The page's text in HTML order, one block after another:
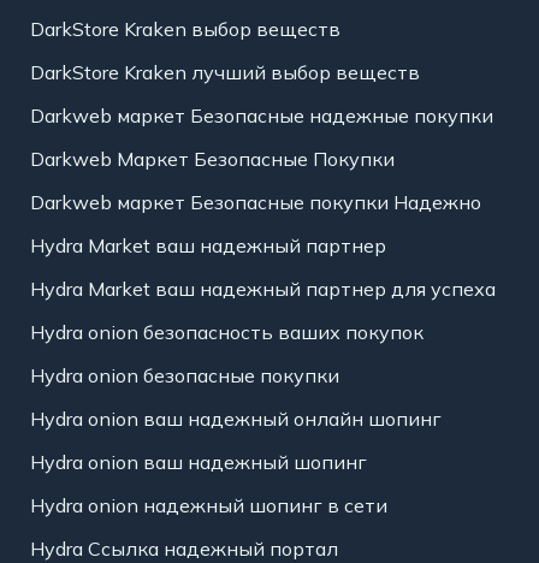
DarkStore Kraken выбор веществ
DarkStore Kraken лучший выбор веществ
Darkweb маркет Безопасные надежные покупки
Darkweb Маркет Безопасные Покупки
Darkweb маркет Безопасные покупки Надежно
Hydra Market ваш надежный партнер
Hydra Market ваш надежный партнер для успеха
Hydra onion безопасность ваших покупок
Hydra onion безопасные покупки
Hydra onion ваш надежный онлайн шопинг
Hydra onion ваш надежный шопинг
Hydra onion надежный шопинг в сети
Hydra Ссылка надежный портал